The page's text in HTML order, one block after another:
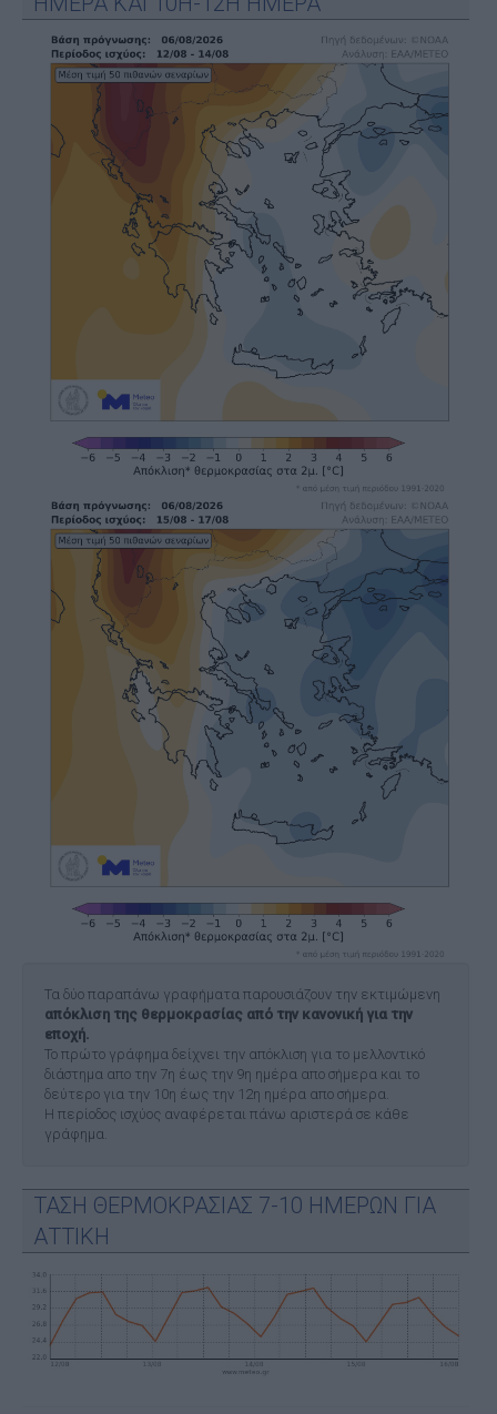
Τα δύο παραπάνω γραφήματα παρουσιάζουν την εκτιμώμενη
απόκλιση της θερμοκρασίας από την κανονική για την
εποχή.
Το πρώτο γράφημα δείχνει την απόκλιση για το μελλοντικό
διάστημα απο την 7η έως την 9η ημέρα απο σήμερα και το
δεύτερο για την 10η έως την 12η ημέρα απο σήμερα.
Η περίοδος ισχύος αναφέρεται πάνω αριστερά σε κάθε
γράφημα.
ΤΑΣΗ ΘΕΡΜΟΚΡΑΣΙΑΣ 7-10 ΗΜΕΡΩΝ ΓΙΑ
ΑΤΤΙΚΗ